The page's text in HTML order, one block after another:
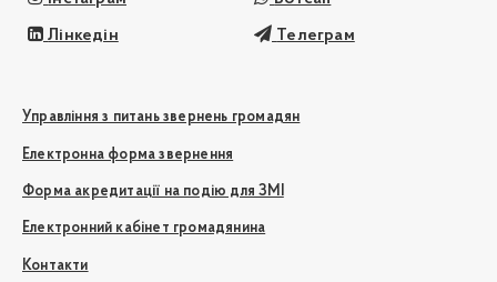
Лінкедін Телеграм
Управління з питань звернень громадян
Електронна форма звернення
Форма акредитації на подію для ЗМІ
Електронний кабінет громадянина
Контакти